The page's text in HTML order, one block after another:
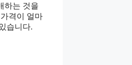
하는 것을
격이 얼마
습니다.